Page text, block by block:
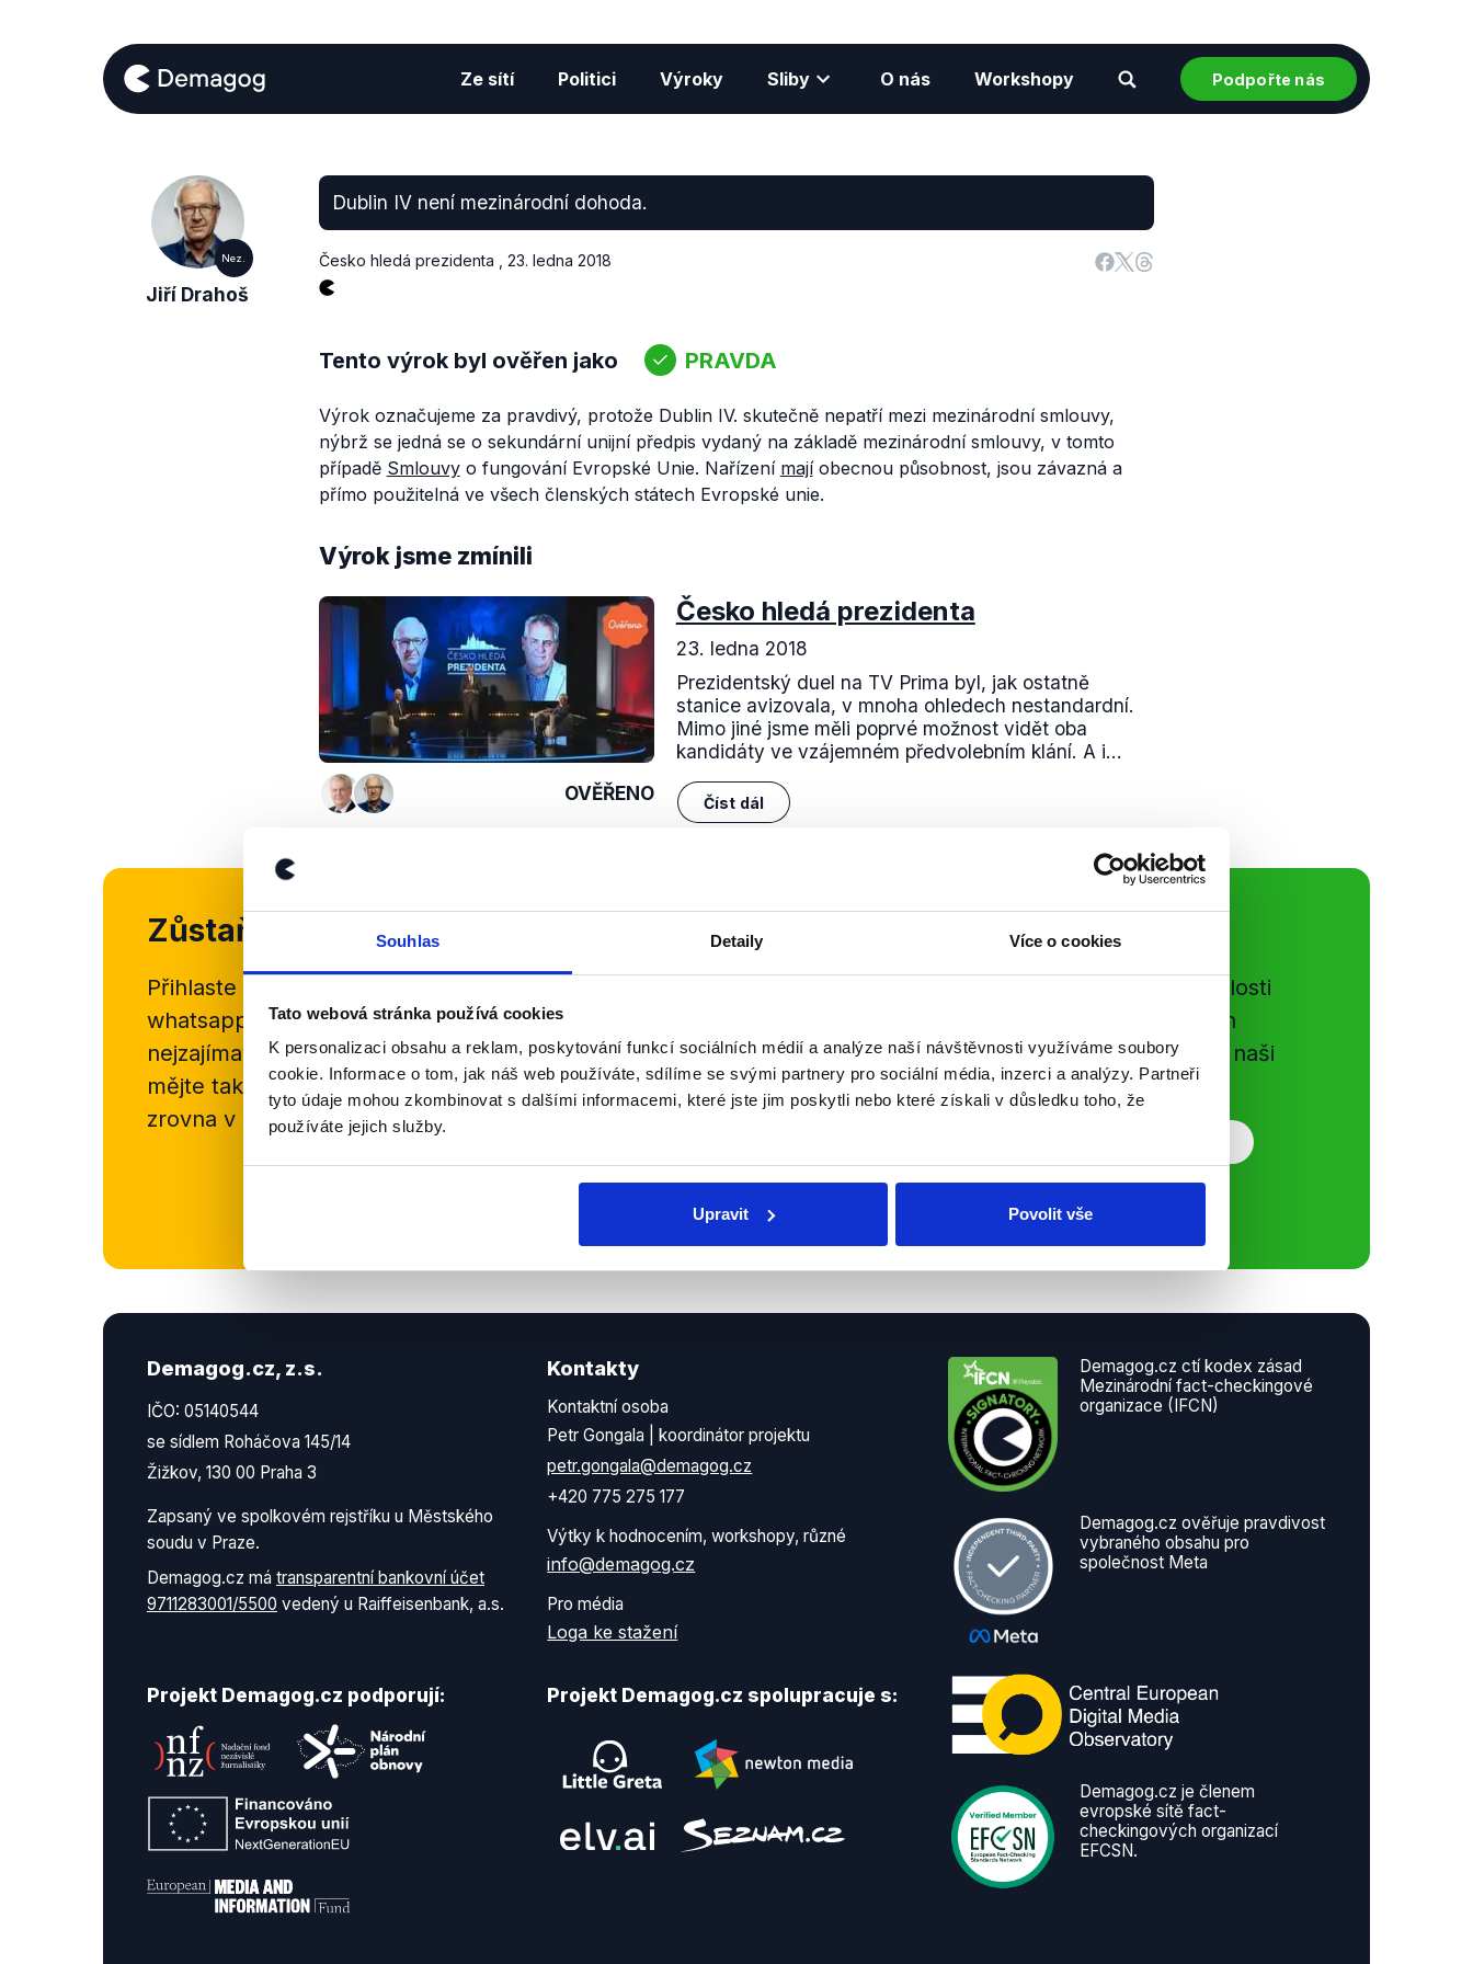
Souhlas Detaily Více o cookies
Tato webová stránka používá cookies
K personalizaci obsahu a reklam, poskytování funkcí sociálních médií a analýze naší návštěvnosti využíváme soubory
cookie. Informace o tom, jak náš web používáte, sdílíme se svými partnery pro sociální média, inzerci a analýzy. Partneři
tyto údaje mohou zkombinovat s dalšími informacemi, které jste jim poskytli nebo které získali v důsledku toho, že
používáte jejich služby.
Upravit Povolit vše
Ze sítí Politici Výroky Sliby O nás Workshopy Podpořte nás
Nez.
Jiří Drahoš
Dublin IV není mezinárodní dohoda.
Česko hledá prezidenta 23. ledna 2018
Tento výrok byl ověřen jako PRAVDA
Výrok označujeme za pravdivý, protože Dublin IV. skutečně nepatří mezi mezinárodní smlouvy,
nýbrž se jedná se o sekundární unijní předpis vydaný na základě mezinárodní smlouvy, v tomto
případě Smlouvyo fungování Evropské Unie. Nařízení majíobecnou působnost, jsou závazná a
přímo použitelná ve všech členských státech Evropské unie.
Výrok jsme zmínili
OVĚŘENO
Česko hledá prezidenta
23. ledna 2018
Prezidentský duel na TV Prima byl, jak ostatně
stanice avizovala, v mnoha ohledech nestandardní.
Mimo jiné jsme měli poprvé možnost vidět oba
kandidáty ve vzájemném předvolebním klání. A i...
Číst dál
Zůstaňme v kontaktu
Přihlaste se k odběru našeho
whatsappového kanálu, kde pravidelně přinášíme shrnutí
nejzajímavějších článků a analýz. Začněte nás odebírat, a
mějte tak přehled o tom, jaké dezinformace a nepravdy se
zrovna v Česku šíří.
Sociální sítě
Nenechte si ujít nejnovější události
z Demagog.cz. Sdílením našich
příspěvků přátelům podpoříte naši
práci.
Demagog.cz, z.s.
IČO: 05140544
se sídlem Roháčova 145/14
Žižkov, 130 00 Praha 3
Zapsaný ve spolkovém rejstříku u Městského
soudu v Praze.
Demagog.cz má transparentní bankovní účet
9711283001/5500 vedený u Raiffeisenbank, a.s.
Kontakty
Kontaktní osoba
Petr Gongala | koordinátor projektu
petr.gongala@demagog.cz
+420 775 275 177
Výtky k hodnocením, workshopy, různé
info@demagog.cz
Pro média
Loga ke stažení
Projekt Demagog.cz podporují: Projekt Demagog.cz spolupracuje s:
Demagog.cz ctí kodex zásad
Mezinárodní fact-checkingové
organizace (IFCN)
Demagog.cz ověřuje pravdivost
vybraného obsahu pro
společnost Meta
Demagog.cz je členem
evropské sítě fact-
checkingových organizací
EFCSN.